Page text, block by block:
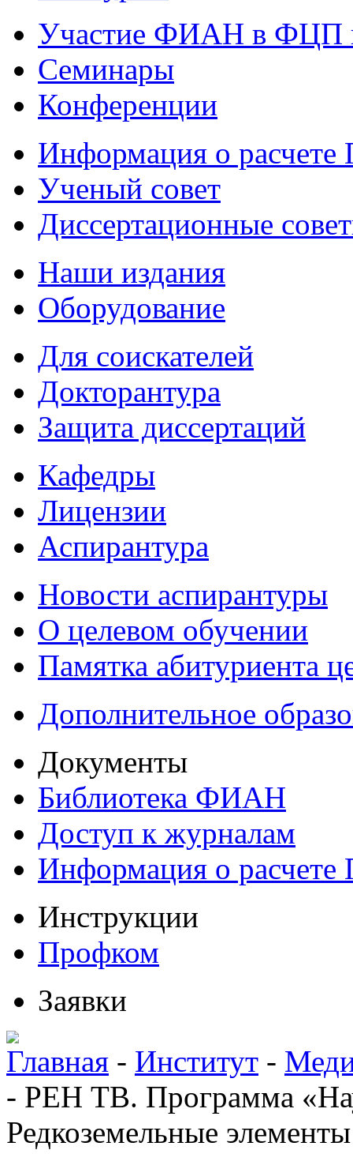
Участие ФИАН в ФЦП
Семинары
Конференции
Информация о
Ученый совет
Диссертационные
Наши издания
Оборудование
Для соискателей
Докторантура
Защита диссертаций
Кафедры
Лицензии
Аспирантура
Новости аспирантуры
О целевом обучении
Памятка абитуриента
Дополнительное
Документы
Библиотека ФИАН
Доступ к журналам
Информация о
Инструкции
Профком
Заявки
Главная - Институт -
- РЕН ТВ. Программа
Редкоземельные элементы